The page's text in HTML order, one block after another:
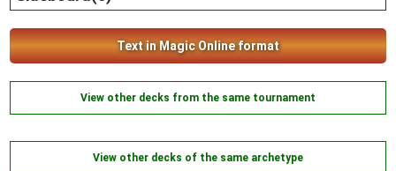
Text in Magic Online format
View other decks from the same tournament
View other decks of the same archetype